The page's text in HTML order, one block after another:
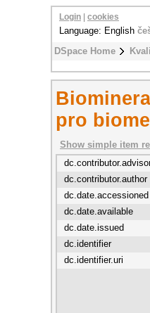
DSpace Home
Login cookies
Language: English
pro
Show simple item
dc.contributor.author
dc.date.accessioned
dc.date.available
dc.date.issued
dc.identifier
dc.identifier.uri